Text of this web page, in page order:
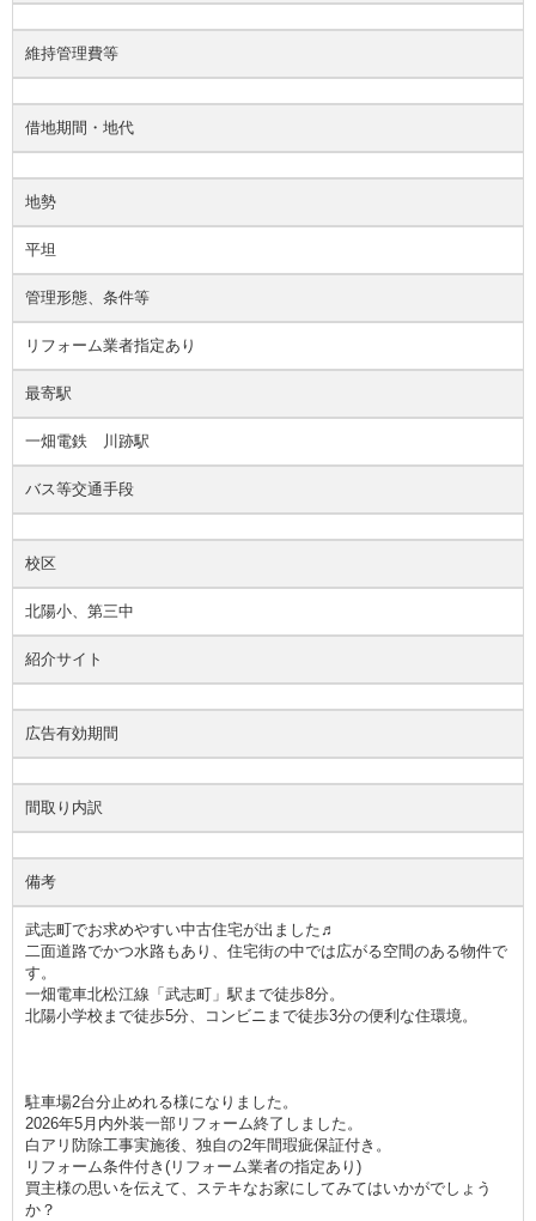
維持管理費等
借地期間・地代
地勢
平坦
管理形態、条件等
リフォーム業者指定あり
最寄駅
一畑電鉄 川跡駅
バス等交通手段
校区
北陽小、第三中
紹介サイト
広告有効期間
間取り内訳
備考
武志町でお求めやすい中古住宅が出ました♬
二面道路でかつ水路もあり、住宅街の中では広がる空間のある物件で
す。
一畑電車北松江線「武志町」駅まで徒歩8分。
北陽小学校まで徒歩5分、コンビニまで徒歩3分の便利な住環境。
駐車場2台分止めれる様になりました。
2026年5月内外装一部リフォーム終了しました。
白アリ防除工事実施後、独自の2年間瑕疵保証付き。
リフォーム条件付き(リフォーム業者の指定あり)
買主様の思いを伝えて、ステキなお家にしてみてはいかがでしょう
か？